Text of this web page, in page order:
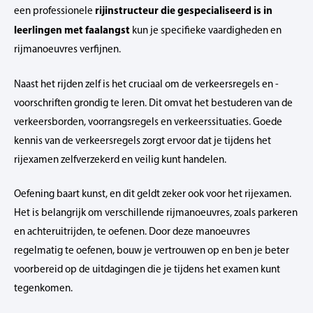
een professionele rijinstructeur die gespecialiseerd is in
leerlingen met faalangst kun je specifieke vaardigheden en
rijmanoeuvres verfijnen.
Naast het rijden zelf is het cruciaal om de verkeersregels en -
voorschriften grondig te leren. Dit omvat het bestuderen van de
verkeersborden, voorrangsregels en verkeerssituaties. Goede
kennis van de verkeersregels zorgt ervoor dat je tijdens het
rijexamen zelfverzekerd en veilig kunt handelen.
Oefening baart kunst, en dit geldt zeker ook voor het rijexamen.
Het is belangrijk om verschillende rijmanoeuvres, zoals parkeren
en achteruitrijden, te oefenen. Door deze manoeuvres
regelmatig te oefenen, bouw je vertrouwen op en ben je beter
voorbereid op de uitdagingen die je tijdens het examen kunt
tegenkomen.